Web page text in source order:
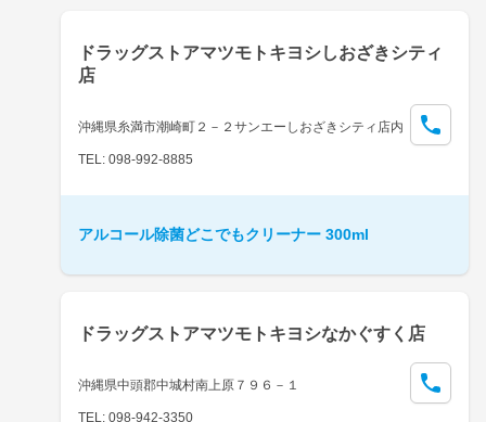
ドラッグストアマツモトキヨシしおざきシティ
店
沖縄県糸満市潮崎町２－２サンエーしおざきシティ店内
TEL: 098-992-8885
アルコール除菌どこでもクリーナー 300ml
ドラッグストアマツモトキヨシなかぐすく店
沖縄県中頭郡中城村南上原７９６－１
TEL: 098-942-3350